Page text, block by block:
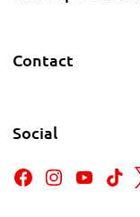
Contact
Social